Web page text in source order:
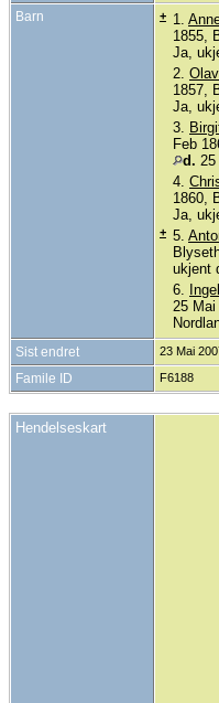
Barn + 1.
1855,
Ja,
2.
1857,
Ja,
3.
Feb
d. 25
4.
1860,
Ja,
+ 5.
ukjent
6.
25
Sist endret 23 Mai
Famile ID F6188
Hendelseskart